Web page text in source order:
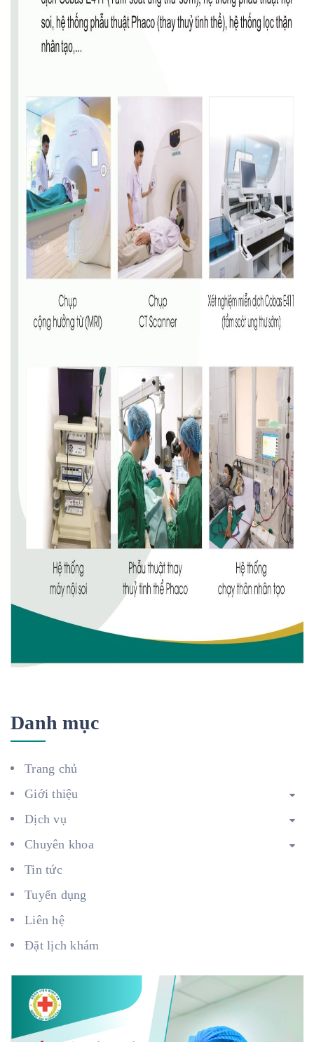
Danh mục
Trang chủ
Giới thiệu
Dịch vụ
Chuyên khoa
Tin tức
Tuyển dụng
Liên hệ
Đặt lịch khám